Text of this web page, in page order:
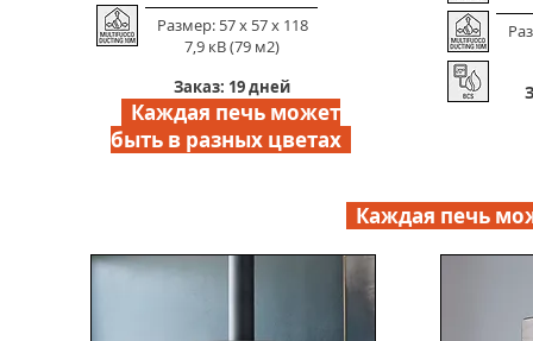
Размер: 57 х 57 х 118
7,9 кВ (79 м2)
Заказ: 19 дней
Каждая печь может
быть в разных цветах
Каждая печь